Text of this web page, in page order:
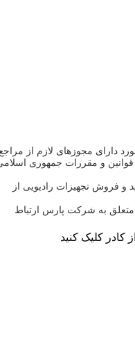
دارای مجوزهای لازم از مراجع
قوانین و مقررات جمهوری اسلامی
و فروش تجهیزات رادیویی از
متعلق به شرکت پارس ارتباط
کلیک کنید